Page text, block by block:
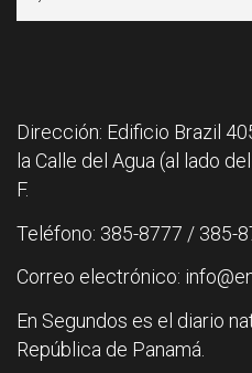
Dirección: Edificio Brazil
la Calle del Agua (al lado
F.
Teléfono: 385-8777 / 385-
Correo electrónico:
En Segundos es el diario
República de Panamá.